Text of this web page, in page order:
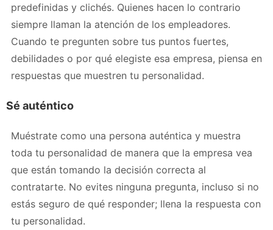
predefinidas y clichés. Quienes hacen lo contrario
siempre llaman la atención de los empleadores.
Cuando te pregunten sobre tus puntos fuertes,
debilidades o por qué elegiste esa empresa, piensa en
respuestas que muestren tu personalidad.
Sé auténtico
Muéstrate como una persona auténtica y muestra
toda tu personalidad de manera que la empresa vea
que están tomando la decisión correcta al
contratarte. No evites ninguna pregunta, incluso si no
estás seguro de qué responder; llena la respuesta con
tu personalidad.